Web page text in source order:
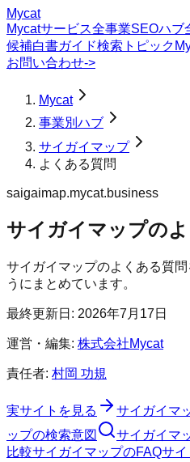
Mycat
Mycatサービス全事業SEOハブ
候補白書ガイド検索トピック
お問い合わせ->
Mycat
事業別ハブ
サイガイマップ
よくある質問
saigaimap.mycat.business
サイガイマップの
サイガイマップのよくある質
うにまとめています。
最終更新日: 2026年7月17日
運営・編集: 株式会社Mycat
責任者: 村岡 功規
実サイトを見る サイガイマ
ップの検索意図 サイガイマ
比較サイガイマップのFAQサ